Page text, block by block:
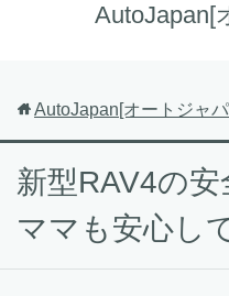
AutoJapan[
AutoJapan[オートジャ
新型RAV4の
ママも安心し